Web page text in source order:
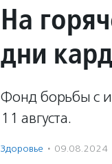
На
дни
Фонд борьбы с
11 августа.
Здоровье · 09.08.2024